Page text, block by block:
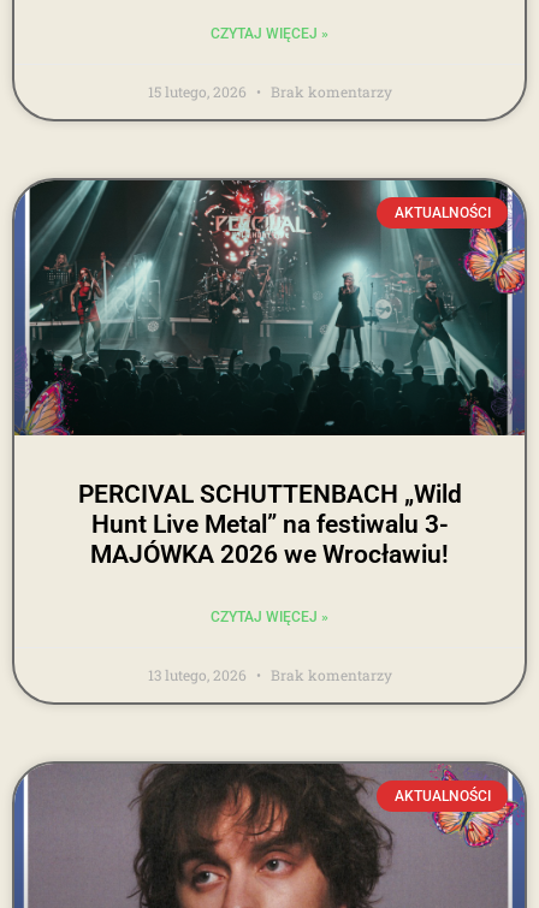
CZYTAJ WIĘCEJ »
15 lutego, 2026 Brak komentarzy
AKTUALNOŚCI
PERCIVAL SCHUTTENBACH „Wild
Hunt Live Metal” na festiwalu 3-
MAJÓWKA 2026 we Wrocławiu!
CZYTAJ WIĘCEJ »
13 lutego, 2026 Brak komentarzy
AKTUALNOŚCI